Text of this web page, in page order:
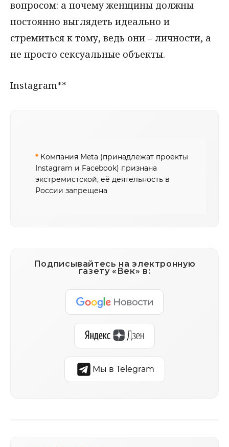
вопросом: а почему женщины должны
постоянно выглядеть идеально и
стремиться к тому, ведь они – личности, а
не просто сексуальные объекты.
Instagram**
* Компания Meta (принадлежат проекты
Instagram и Facebook) признана
экстремистской, её деятельность в
России запрещена
Подписывайтесь на электронную
газету «Век» в:
Мы в Telegram